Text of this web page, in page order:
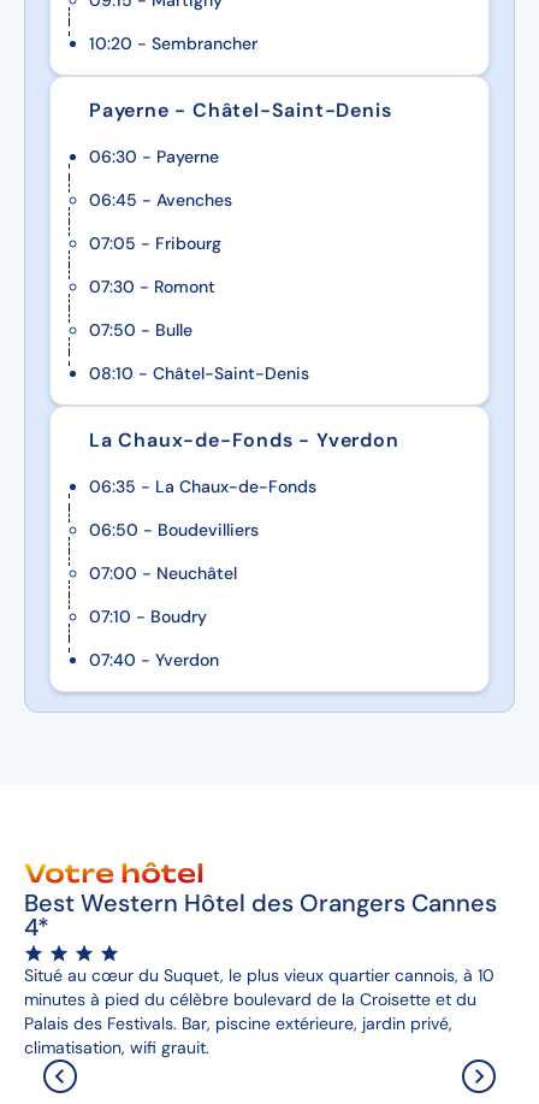
10:20 - Sembrancher
Payerne - Châtel-Saint-Denis
06:30 - Payerne
06:45 - Avenches
07:05 - Fribourg
07:30 - Romont
07:50 - Bulle
08:10 - Châtel-Saint-Denis
La Chaux-de-Fonds - Yverdon
06:35 - La Chaux-de-Fonds
06:50 - Boudevilliers
07:00 - Neuchâtel
07:10 - Boudry
07:40 - Yverdon
Votre hôtel
Best Western Hôtel des Orangers Cannes
4*
Situé au cœur du Suquet, le plus vieux quartier cannois, à 10
minutes à pied du célèbre boulevard de la Croisette et du
Palais des Festivals. Bar, piscine extérieure, jardin privé,
climatisation, wifi grauit.